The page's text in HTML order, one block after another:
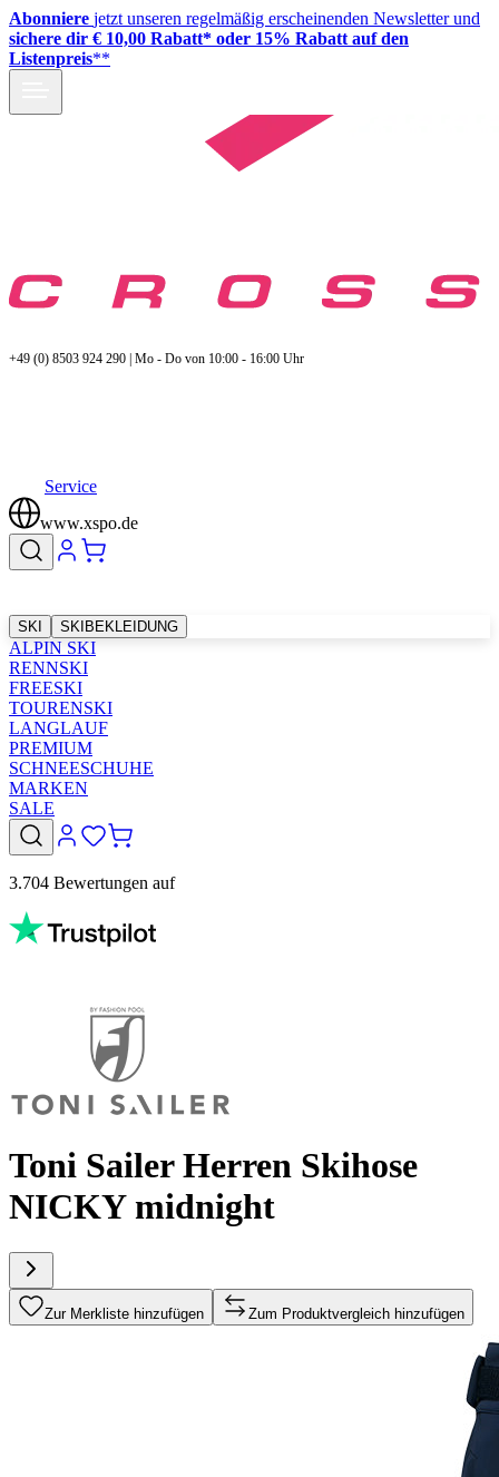
Abonniere jetzt unseren regelmäßig erscheinenden Newsletter und
sichere dir € 10,00 Rabatt* oder 15% Rabatt auf den
Listenpreis**
+49 (0) 8503 924 290 | Mo - Do von 10:00 - 16:00 Uhr
Service
www.xspo.de
SKI SKIBEKLEIDUNG
ALPIN SKI
RENNSKI
FREESKI
TOURENSKI
LANGLAUF
PREMIUM
SCHNEESCHUHE
MARKEN
SALE
3.704 Bewertungen auf
Toni Sailer Herren Skihose
NICKY midnight
Zur Merkliste hinzufügen Zum Produktvergleich hinzufügen